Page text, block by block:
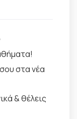
στα νέα
& θέλεις